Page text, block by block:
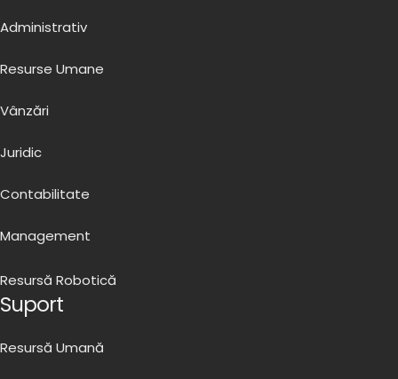
Administrativ
Resurse Umane
Vânzări
Juridic
Contabilitate
Management
Resursă Robotică
Suport
Resursă Umană